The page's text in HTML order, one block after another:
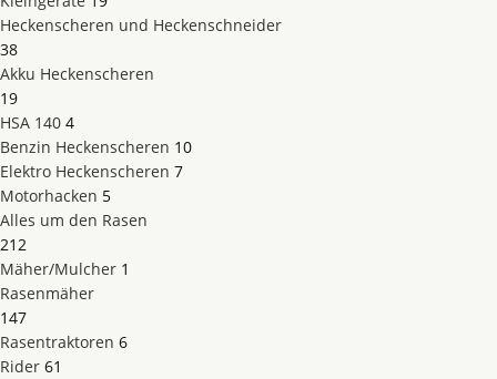
Heckenscheren und Heckenschneider
38
Akku Heckenscheren
19
HSA 140 4
Benzin Heckenscheren 10
Elektro Heckenscheren 7
Motorhacken 5
Alles um den Rasen
212
Mäher/Mulcher 1
Rasenmäher
147
Rasentraktoren 6
Rider 61